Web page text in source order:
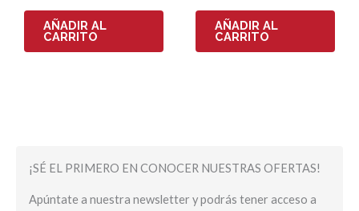
AÑADIR AL
CARRITO
AÑADIR AL
CARRITO
¡SÉ EL PRIMERO EN CONOCER NUESTRAS OFERTAS!
Apúntate a nuestra newsletter y podrás tener acceso a